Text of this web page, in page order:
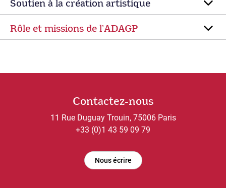
Soutien à la création artistique
Rôle et missions de lʼADAGP
Contactez-nous
11 Rue Duguay Trouin, 75006 Paris
+33 (0)1 43 59 09 79
Nous écrire